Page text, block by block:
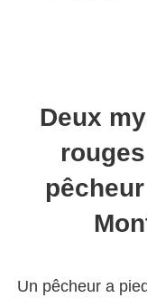
Deux
Un pêcheur a